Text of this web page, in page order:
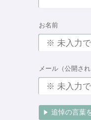
お名前
メール（公開さ